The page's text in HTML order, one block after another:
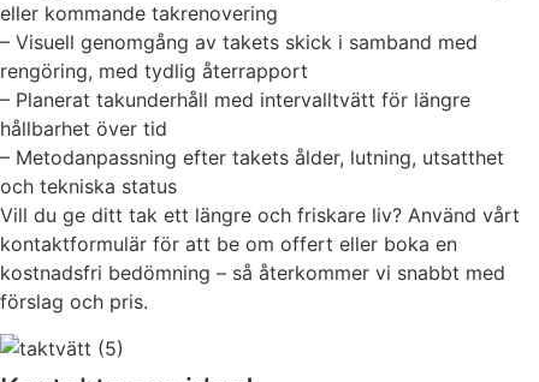
eller kommande takrenovering
– Visuell genomgång av takets skick i samband med
rengöring, med tydlig återrapport
– Planerat takunderhåll med intervalltvätt för längre
hållbarhet över tid
– Metodanpassning efter takets ålder, lutning, utsatthet
och tekniska status
Vill du ge ditt tak ett längre och friskare liv? Använd vårt
kontaktformulär för att be om offert eller boka en
kostnadsfri bedömning – så återkommer vi snabbt med
förslag och pris.